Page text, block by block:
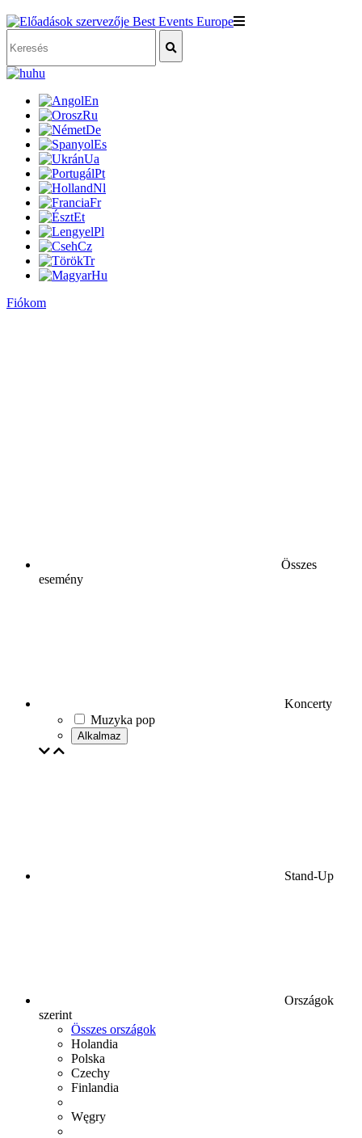
hu
En
Ru
De
Es
Ua
Pt
Nl
Fr
Et
Pl
Cz
Tr
Hu
Fiókom
Összes
esemény
Koncerty
Muzyka pop
Alkalmaz
Stand-Up
Országok
szerint
Összes országok
Holandia
Polska
Czechy
Finlandia
Węgry